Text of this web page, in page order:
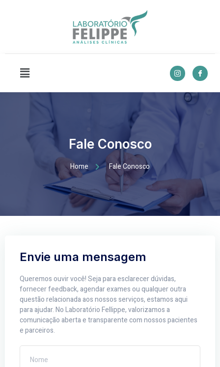
Fale Conosco
Home Fale Conosco
Envie uma mensagem
Queremos ouvir você! Seja para esclarecer dúvidas,
fornecer feedback, agendar exames ou qualquer outra
questão relacionada aos nossos serviços, estamos aqui
para ajudar. No Laboratório Fellippe, valorizamos a
comunicação aberta e transparente com nossos pacientes
e parceiros.